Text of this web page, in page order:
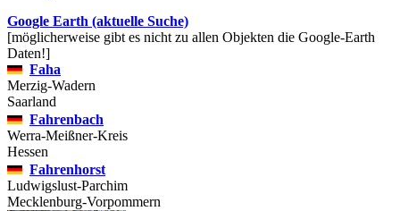
Google Earth (aktuelle Suche)
[möglicherweise gibt es nicht zu allen Objekten die Google-Earth
Daten!]
Faha
Merzig-Wadern
Saarland
Fahrenbach
Werra-Meißner-Kreis
Hessen
Fahrenhorst
Ludwigslust-Parchim
Mecklenburg-Vorpommern